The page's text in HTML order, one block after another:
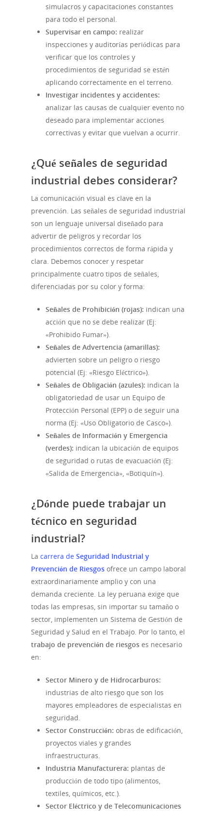
simulacros y capacitaciones constantes
para todo el personal.
Supervisar en campo: realizar
inspecciones y auditorías periódicas para
verificar que los controles y
procedimientos de seguridad se estén
aplicando correctamente en el terreno.
Investigar incidentes y accidentes:
analizar las causas de cualquier evento no
deseado para implementar acciones
correctivas y evitar que vuelvan a ocurrir.
¿Qué señales de seguridad
industrial debes considerar?
La comunicación visual es clave en la
prevención. Las señales de seguridad industrial
son un lenguaje universal diseñado para
advertir de peligros y recordar los
procedimientos correctos de forma rápida y
clara. Debemos conocer y respetar
principalmente cuatro tipos de señales,
diferenciadas por su color y forma:
Señales de Prohibición (rojas): indican una
acción que no se debe realizar (Ej:
«Prohibido Fumar»).
Señales de Advertencia (amarillas):
advierten sobre un peligro o riesgo
potencial (Ej: «Riesgo Eléctrico»).
Señales de Obligación (azules): indican la
obligatoriedad de usar un Equipo de
Protección Personal (EPP) o de seguir una
norma (Ej: «Uso Obligatorio de Casco»).
Señales de Información y Emergencia
(verdes): indican la ubicación de equipos
de seguridad o rutas de evacuación (Ej:
«Salida de Emergencia», «Botiquín»).
¿Dónde puede trabajar un
técnico en seguridad
industrial?
La carrera de Seguridad Industrial y
Prevención de Riesgos ofrece un campo laboral
extraordinariamente amplio y con una
demanda creciente. La ley peruana exige que
todas las empresas, sin importar su tamaño o
sector, implementen un Sistema de Gestión de
Seguridad y Salud en el Trabajo. Por lo tanto, el
trabajo de prevención de riesgos es necesario
en:
Sector Minero y de Hidrocarburos:
industrias de alto riesgo que son los
mayores empleadores de especialistas en
seguridad.
Sector Construcción: obras de edificación,
proyectos viales y grandes
infraestructuras.
Industria Manufacturera: plantas de
producción de todo tipo (alimentos,
textiles, químicos, etc.).
Sector Eléctrico y de Telecomunicaciones